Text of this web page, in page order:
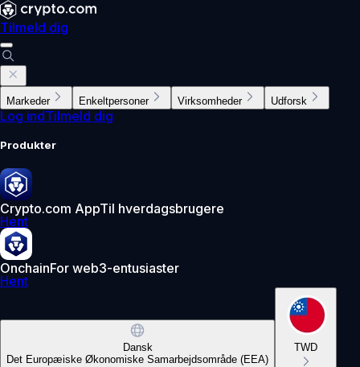
Tilmeld dig
Markeder Enkeltpersoner Virksomheder Udforsk
Log indTilmeld dig
Produkter
Crypto.com AppTil hverdagsbrugere
Hent
OnchainFor web3-entusiaster
Hent
Dansk
Det Europæiske Økonomiske Samarbejdsområde (EEA)
TWD